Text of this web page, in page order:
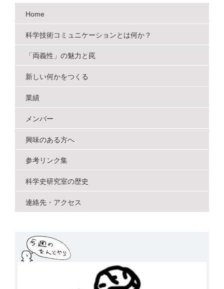
ン
Home
科学技術コミュニケーションとは何か？
「両義性」の魅力と罠
新しい何かをつくる
業績
メンバー
興味のある方へ
参考リンク集
科学史研究室の歴史
連絡先・アクセス